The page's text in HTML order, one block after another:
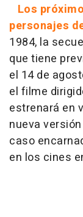
Los
personajes
1984, la
que tiene
el 14 de
el filme
estrenará en
nueva
caso
en los cines